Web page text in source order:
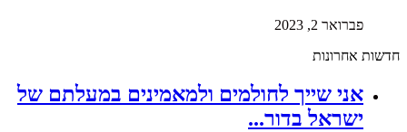
פברואר 2, 2023
חדשות אחרונות
אני שייך לחולמים ולמאמינים במעלתם של
ישראל בדור...